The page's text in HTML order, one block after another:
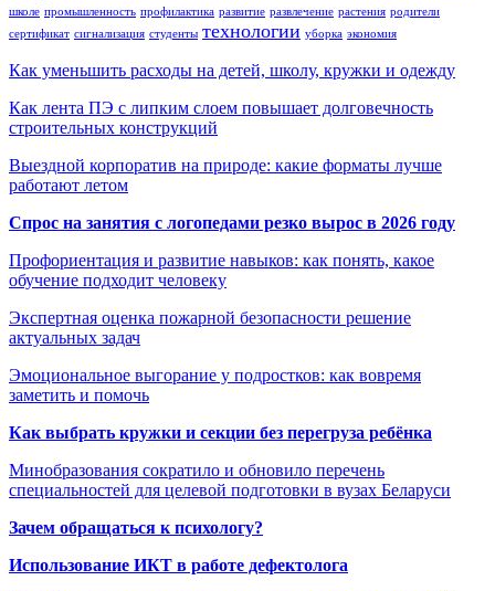
школе промышленность профилактика развитие развлечение растения родители
сертификат сигнализация студенты технологии уборка экономия
Как уменьшить расходы на детей, школу, кружки и одежду
Как лента ПЭ с липким слоем повышает долговечность
строительных конструкций
Выездной корпоратив на природе: какие форматы лучше
работают летом
Спрос на занятия с логопедами резко вырос в 2026 году
Профориентация и развитие навыков: как понять, какое
обучение подходит человеку
Экспертная оценка пожарной безопасности решение
актуальных задач
Эмоциональное выгорание у подростков: как вовремя
заметить и помочь
Как выбрать кружки и секции без перегруза ребёнка
Минобразования сократило и обновило перечень
специальностей для целевой подготовки в вузах Беларуси
Зачем обращаться к психологу?
Использование ИКТ в работе дефектолога